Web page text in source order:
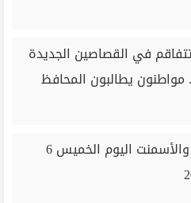
في القصاصين الجديدة
مواطنون يطالبون المحافظ
أسعار الحديد والأسمنت اليوم الخميس 6